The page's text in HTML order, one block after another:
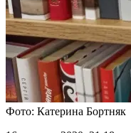
Фото: Катерина Бортняк